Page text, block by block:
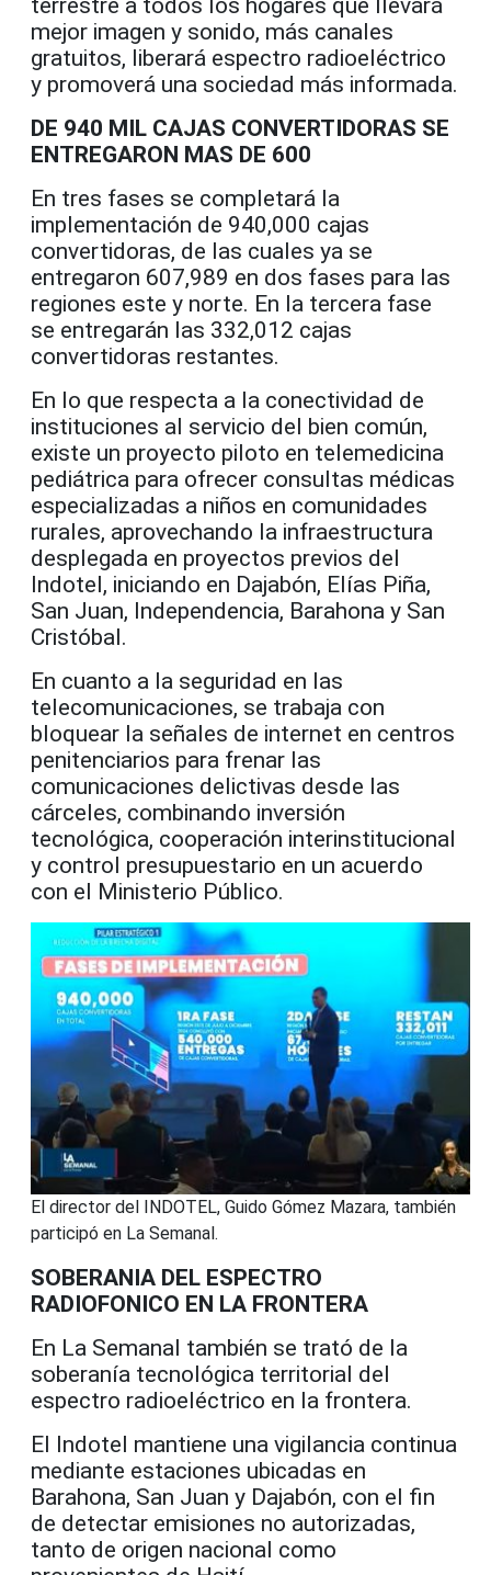
terrestre a todos los hogares que llevará
mejor imagen y sonido, más canales
gratuitos, liberará espectro radioeléctrico
y promoverá una sociedad más informada.
DE 940 MIL CAJAS CONVERTIDORAS SE
ENTREGARON MAS DE 600
En tres fases se completará la
implementación de 940,000 cajas
convertidoras, de las cuales ya se
entregaron 607,989 en dos fases para las
regiones este y norte. En la tercera fase
se entregarán las 332,012 cajas
convertidoras restantes.
En lo que respecta a la conectividad de
instituciones al servicio del bien común,
existe un proyecto piloto en telemedicina
pediátrica para ofrecer consultas médicas
especializadas a niños en comunidades
rurales, aprovechando la infraestructura
desplegada en proyectos previos del
Indotel, iniciando en Dajabón, Elías Piña,
San Juan, Independencia, Barahona y San
Cristóbal.
En cuanto a la seguridad en las
telecomunicaciones, se trabaja con
bloquear la señales de internet en centros
penitenciarios para frenar las
comunicaciones delictivas desde las
cárceles, combinando inversión
tecnológica, cooperación interinstitucional
y control presupuestario en un acuerdo
con el Ministerio Público.
El director del INDOTEL, Guido Gómez Mazara, también
participó en La Semanal.
SOBERANIA DEL ESPECTRO
RADIOFONICO EN LA FRONTERA
En La Semanal también se trató de la
soberanía tecnológica territorial del
espectro radioeléctrico en la frontera.
El Indotel mantiene una vigilancia continua
mediante estaciones ubicadas en
Barahona, San Juan y Dajabón, con el fin
de detectar emisiones no autorizadas,
tanto de origen nacional como